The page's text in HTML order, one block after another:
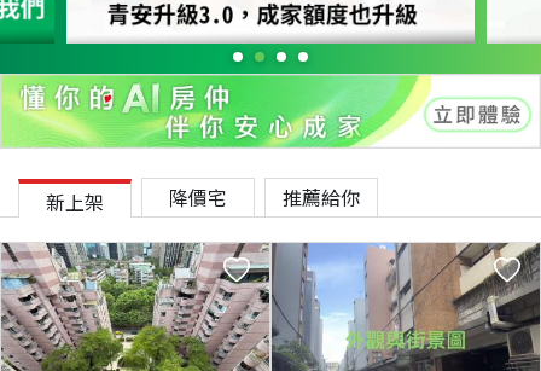
新上架 降價宅 推薦給你